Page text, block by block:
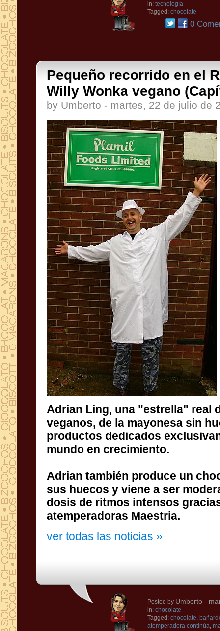
in: tecnología
Tagged: chocolate
0
Pequeño recorrido en el
Willy Wonka vegano
by Umberto - martes, 22 de julio de
Adrian Ling, una "estrella" real
veganos, de la mayonesa sin
productos dedicados
mundo en crecimiento.
Adrian también produce un
sus huecos y viene a ser
dosis de ritmos intensos
atemperadoras Maestria.
ver todas las noticias »
Posted by Umberto -
in: chocolate
Tagged: chocolate,
atemperadora continúa,